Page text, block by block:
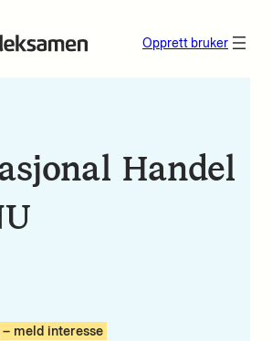
Opprett bruker
Handel
meld interesse